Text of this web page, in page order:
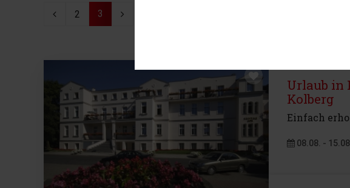
2 3
Urlaub in
Kolberg
Einfach
08.08. -
Diese Cookies sind für den Betrieb der Seite
Funktionalitäten. Außerdem können wir mit dieser
Statistik
Um unser Angebot und unsere Webseite weiter zu
dieser Cookies können wir beispielsweise die
unsere Inhalte optimieren.